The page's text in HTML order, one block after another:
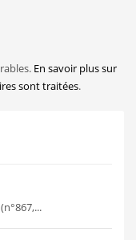
En savoir plus sur
sont traitées.